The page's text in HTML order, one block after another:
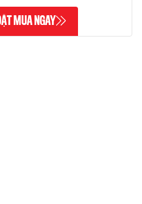
MUA NGAY